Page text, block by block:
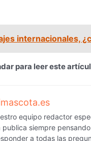
internacionales,
para leer este
equipo redactor
siempre
a todas las